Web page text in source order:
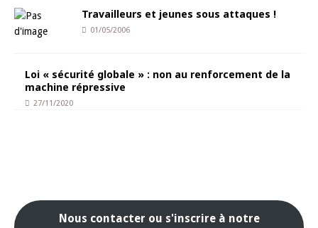
Travailleurs et jeunes sous attaques !
01/05/2006
Loi « sécurité globale » : non au renforcement de la
machine répressive
27/11/2020
Nous contacter ou s'inscrire à notre